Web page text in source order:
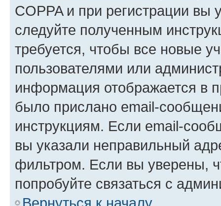
COPPA и при регистрации вы
следуйте полученным
требуется, чтобы все новые
пользователями или
информация отображается в
было прислано email-
инструкциям. Если email-
вы указали неправильный
фильтром. Если вы уверены,
попробуйте связаться с
Вернуться к началу